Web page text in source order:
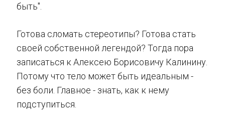
быть".
Готова сломать стереотипы? Готова стать
своей собственной легендой? Тогда пора
записаться к Алексею Борисовичу Калинину.
Потому что тело может быть идеальным -
без боли. Главное - знать, как к нему
подступиться.